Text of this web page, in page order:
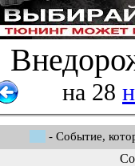
на 28
- Событие,